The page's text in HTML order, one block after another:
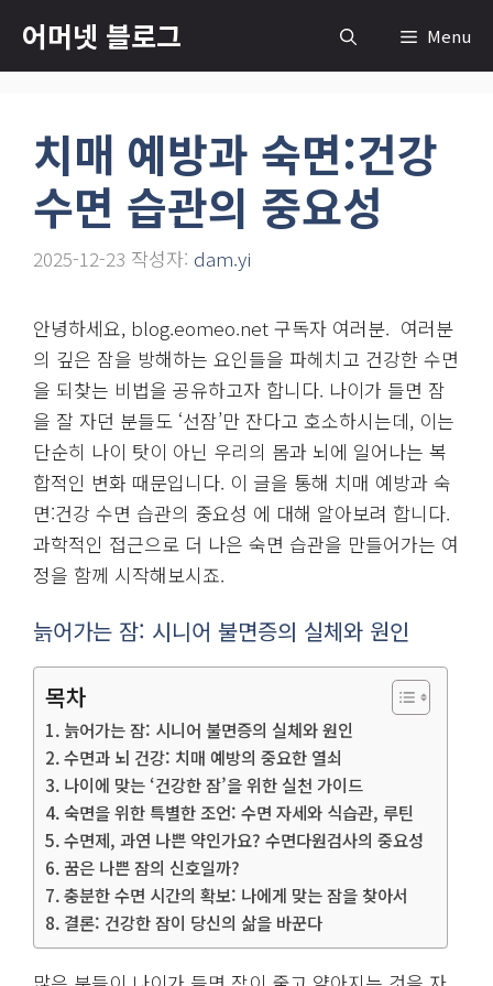
츠
어머넷 블로그 Menu
치매 예방과 숙면:건강
수면 습관의 중요성
2025-12-23 작성자: dam.yi
안녕하세요, blog.eomeo.net 구독자 여러분. 여러분
의 깊은 잠을 방해하는 요인들을 파헤치고 건강한 수면
을 되찾는 비법을 공유하고자 합니다. 나이가 들면 잠
을 잘 자던 분들도 ‘선잠’만 잔다고 호소하시는데, 이는
단순히 나이 탓이 아닌 우리의 몸과 뇌에 일어나는 복
합적인 변화 때문입니다. 이 글을 통해 치매 예방과 숙
면:건강 수면 습관의 중요성 에 대해 알아보려 합니다.
과학적인 접근으로 더 나은 숙면 습관을 만들어가는 여
정을 함께 시작해보시죠.
늙어가는 잠: 시니어 불면증의 실체와 원인
목차
늙어가는 잠: 시니어 불면증의 실체와 원인
수면과 뇌 건강: 치매 예방의 중요한 열쇠
나이에 맞는 ‘건강한 잠’을 위한 실천 가이드
숙면을 위한 특별한 조언: 수면 자세와 식습관, 루틴
수면제, 과연 나쁜 약인가요? 수면다원검사의 중요성
꿈은 나쁜 잠의 신호일까?
충분한 수면 시간의 확보: 나에게 맞는 잠을 찾아서
결론: 건강한 잠이 당신의 삶을 바꾼다